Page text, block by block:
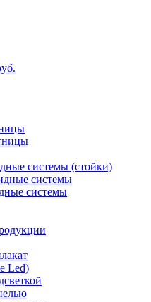
системы (стойки)
системы
системы
Led)